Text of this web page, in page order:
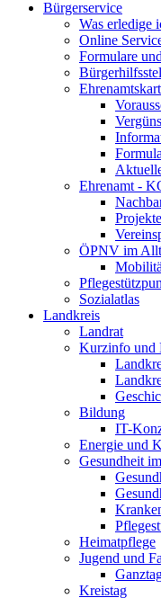
Bürgerservice
Was erledige
Online
Formulare
Ehrenamt -
Projekte
ÖPNV im
Sozialatlas
Landkreis
Landrat
Kurzinfo und
Bildung
IT-
Energie und
Gesundheit
Heimatpflege
Jugend und
Kreistag